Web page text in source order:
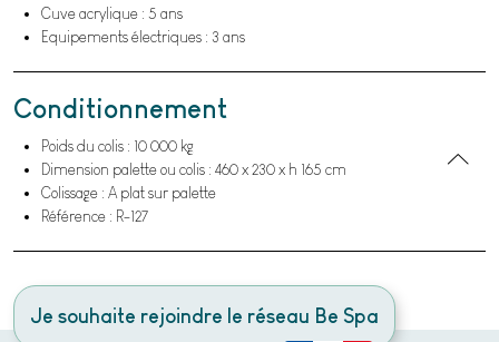
Cuve acrylique : 5 ans
Equipements électriques : 3 ans
Conditionnement
Poids du colis : 10 000 kg
Dimension palette ou colis : 460 x 230 x h 165 cm
Colissage : A plat sur palette
Référence : R-127
Je souhaite rejoindre le réseau Be Spa